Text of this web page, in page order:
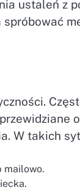
ustaleń z
W takich
mailowo.